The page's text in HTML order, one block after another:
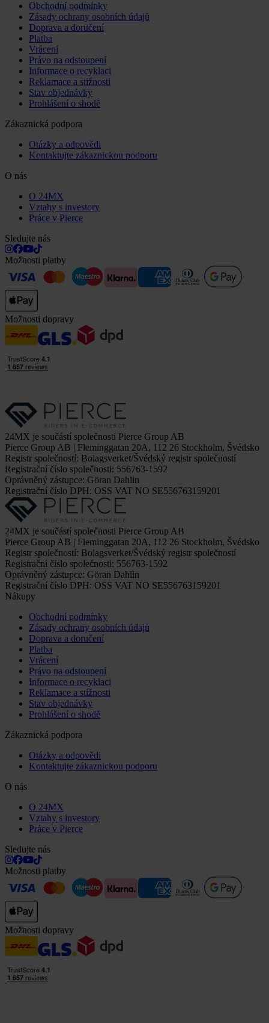
Obchodní podmínky
Zásady ochrany osobních údajů
Doprava a doručení
Platba
Vrácení
Právo na odstoupení
Informace o recyklaci
Reklamace a stížnosti
Stav objednávky
Prohlášení o shodě
Zákaznická podpora
Otázky a odpovědi
Kontaktujte zákaznickou podporu
O nás
O 24MX
Vztahy s investory
Práce v Pierce
Sledujte nás
Možnosti platby
Možnosti dopravy
24MX je součástí společnosti Pierce Group AB
Pierce Group AB | Fleminggatan 20A, 112 26 Stockholm, Švédsko
Registr společností: Bolagsverket/Švédský registr společností
Registrační číslo společnosti: 556763-1592
Oprávněný zástupce: Göran Dahlin
Registrační číslo DPH: OSS VAT NO SE556763159201
24MX je součástí společnosti Pierce Group AB
Pierce Group AB | Fleminggatan 20A, 112 26 Stockholm, Švédsko
Registr společností: Bolagsverket/Švédský registr společností
Registrační číslo společnosti: 556763-1592
Oprávněný zástupce: Göran Dahlin
Registrační číslo DPH: OSS VAT NO SE556763159201
Nákupy
Obchodní podmínky
Zásady ochrany osobních údajů
Doprava a doručení
Platba
Vrácení
Právo na odstoupení
Informace o recyklaci
Reklamace a stížnosti
Stav objednávky
Prohlášení o shodě
Zákaznická podpora
Otázky a odpovědi
Kontaktujte zákaznickou podporu
O nás
O 24MX
Vztahy s investory
Práce v Pierce
Sledujte nás
Možnosti platby
Možnosti dopravy